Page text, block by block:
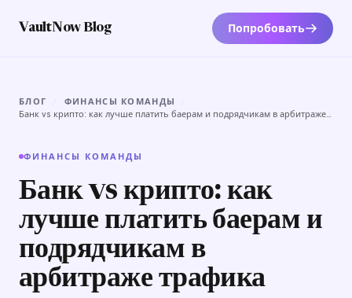
VaultNow Blog Попробовать
БЛОГ ФИНАНСЫ КОМАНДЫ
Банк vs крипто: как лучше платить баерам и подрядчикам в арбитраже
ФИНАНСЫ КОМАНДЫ
Банк vs крипто: как
лучше платить баерам и
подрядчикам в
арбитраже трафика